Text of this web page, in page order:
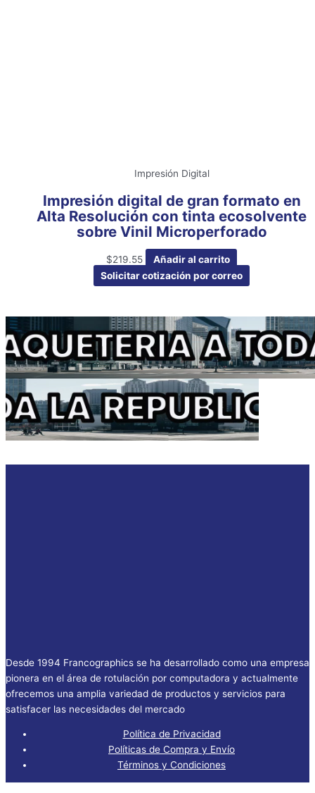
Impresión Digital
Impresión digital de gran formato en
Alta Resolución con tinta ecosolvente
sobre Vinil Microperforado
$219.55
Añadir al carrito
Solicitar cotización por correo
Desde 1994 Francographics se ha desarrollado como una empresa
pionera en el área de rotulación por computadora y actualmente
ofrecemos una amplia variedad de productos y servicios para
satisfacer las necesidades del mercado
Política de Privacidad
Políticas de Compra y Envío
Términos y Condiciones